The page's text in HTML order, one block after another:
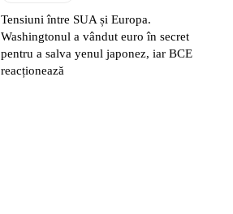
Tensiuni între SUA și Europa.
Washingtonul a vândut euro în secret
pentru a salva yenul japonez, iar BCE
reacționează